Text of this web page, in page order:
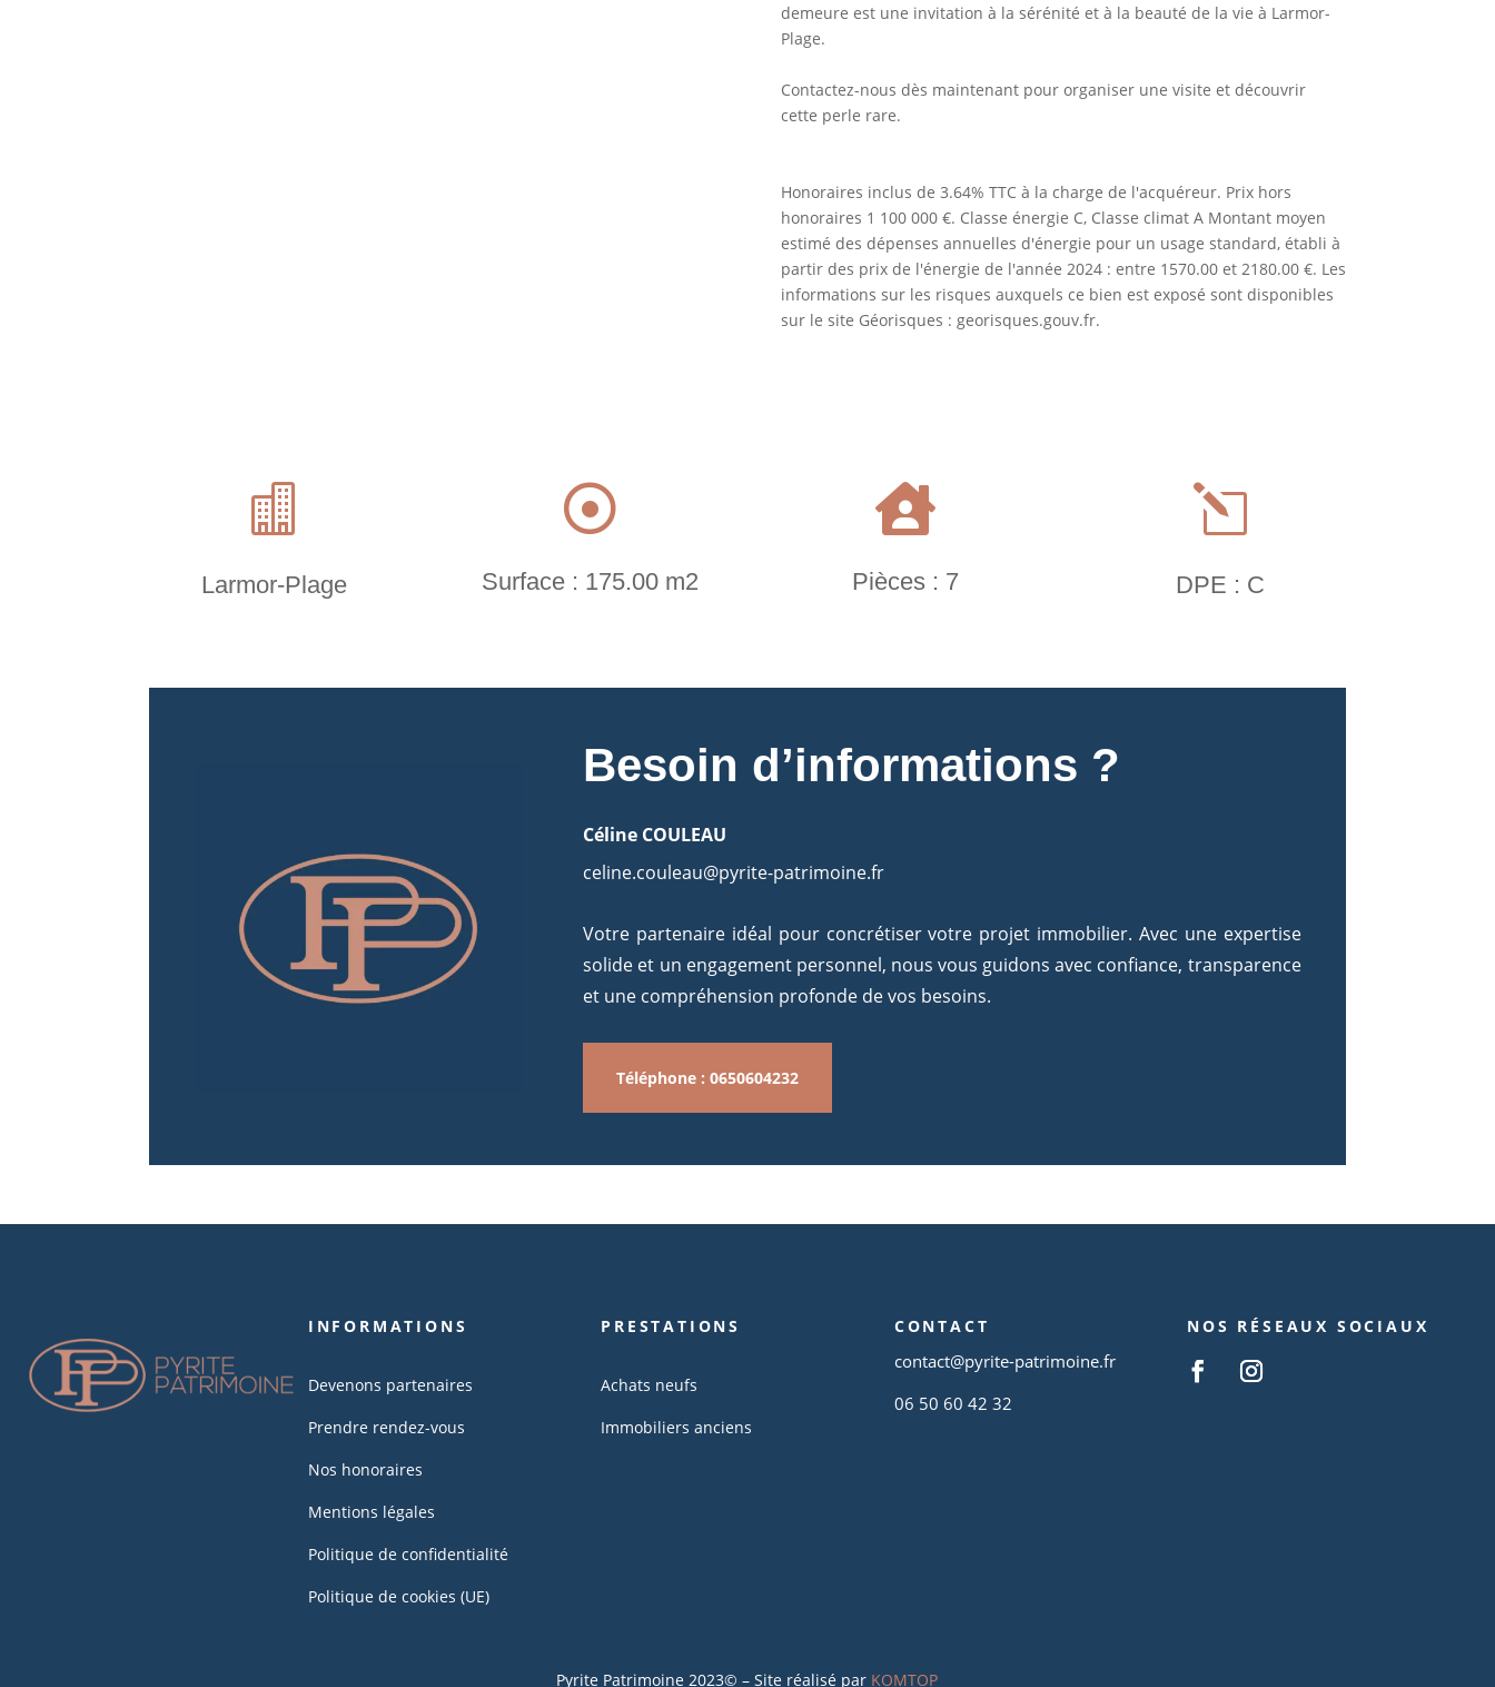
demeure est une invitation à la sérénité et à la beauté de la vie à Larmor-
Plage.
Contactez-nous dès maintenant pour organiser une visite et découvrir
cette perle rare.
Honoraires inclus de 3.64% TTC à la charge de l'acquéreur. Prix hors
honoraires 1 100 000 €. Classe énergie C, Classe climat A Montant moyen
estimé des dépenses annuelles d'énergie pour un usage standard, établi à
partir des prix de l'énergie de l'année 2024 : entre 1570.00 et 2180.00 €. Les
informations sur les risques auxquels ce bien est exposé sont disponibles
sur le site Géorisques : georisques.gouv.fr.

Larmor-Plage

Surface : 175.00 m2

Pièces : 7
l
DPE : C
Besoin d’informations ?
Céline COULEAU
celine.couleau@pyrite-patrimoine.fr
Votre partenaire idéal pour concrétiser votre projet immobilier. Avec une expertise
solide et un engagement personnel, nous vous guidons avec confiance, transparence
et une compréhension profonde de vos besoins.
Téléphone : 0650604232
INFORMATIONS
Devenons partenaires
Prendre rendez-vous
Nos honoraires
Mentions légales
Politique de confidentialité
Politique de cookies (UE)
PRESTATIONS
Achats neufs
Immobiliers anciens
CONTACT
contact@pyrite-patrimoine.fr
06 50 60 42 32
NOS RÉSEAUX SOCIAUX
Pyrite Patrimoine 2023© – Site réalisé par KOMTOP